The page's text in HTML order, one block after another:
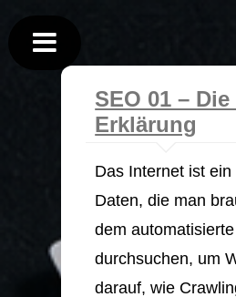
SEO 01 –
Erklärung
Das Internet ist
Daten, die man
dem
durchsuchen, um
darauf, wie